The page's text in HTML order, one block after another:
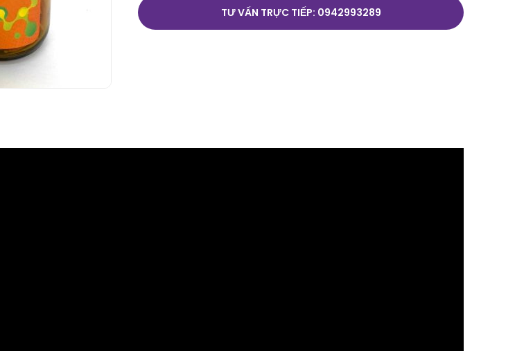
TƯ VẤN TRỰC TIẾP: 0942993289